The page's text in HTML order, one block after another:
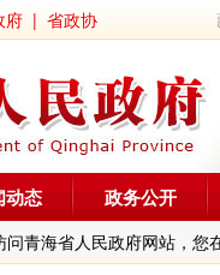
府 | 省政协
问青海省人民政府网站，您
动态 政务公开